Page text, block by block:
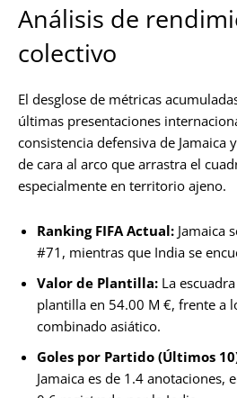
Análisis de
colectivo
El desglose de métricas
últimas presentaciones
consistencia defensiva de Jamaica
de cara al arco que arrastra el
especialmente en territorio ajeno.
Ranking FIFA Actual: Jamaica
#71, mientras que India se
Valor de Plantilla: La
plantilla en 54.00 M €, frente a
combinado asiático.
Goles por Partido (Últimos
Jamaica es de 1.4 anotaciones,